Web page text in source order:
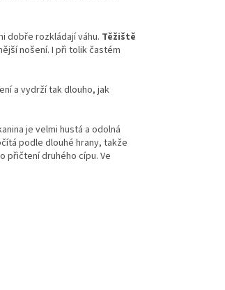
dobře rozkládají váhu. Těžiště
nošení. I při tolik častém
a vydrží tak dlouho, jak
je velmi hustá a odolná
podle dlouhé hrany, takže
přičtení druhého cípu. Ve